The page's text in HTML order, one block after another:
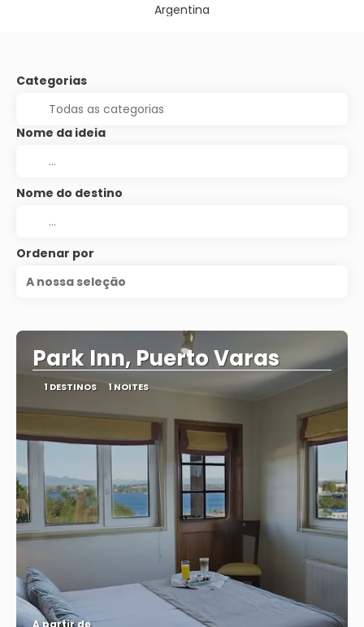
Argentina
Categorias
Nome da ideia
Nome do destino
Ordenar por
A nossa seleção
Park Inn, Puerto Varas
1 DESTINOS 1 NOITES
A partir de